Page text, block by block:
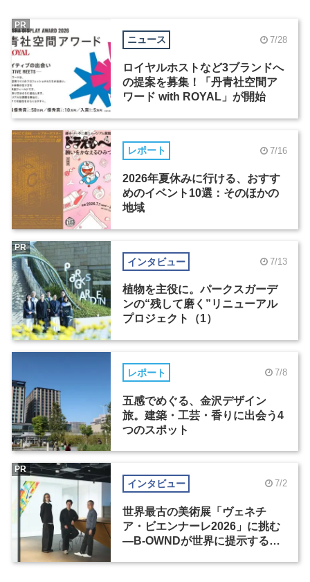
ニュース 7/28
ロイヤルホストなど3ブランドへ
の提案を募集！「丹青社空間ア
ワード with ROYAL」が開始
PR
レポート 7/16
2026年夏休みに行ける、おすす
めのイベント10選：そのほかの
地域
インタビュー 7/13
植物を主役に。パークスガーデ
ンの“残して磨く”リニューアル
プロジェクト（1）
PR
レポート 7/8
五感でめぐる、金沢デザイン
旅。建築・工芸・香りに出会う4
つのスポット
インタビュー 7/2
世界最古の美術展「ヴェネチ
ア・ビエンナーレ2026」に挑む
―B-OWNDが世界に提示する美
PR